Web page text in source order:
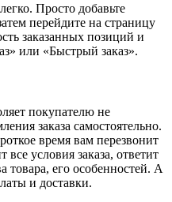
Просто добавьте
перейдите на страницу
заказанных позиций и
или «Быстрый заказ».
покупателю не
заказа самостоятельно.
время вам перезвонит
условия заказа, ответит
товара, его особенностей. А
и доставки.